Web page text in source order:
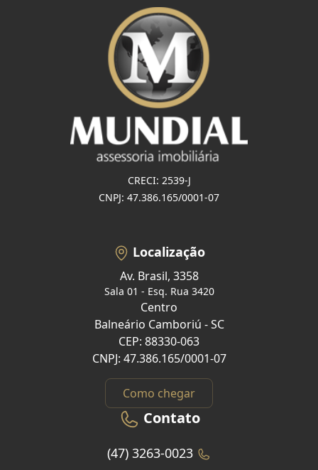
CRECI: 2539-J
CNPJ: 47.386.165/0001-07
Localização
Av. Brasil, 3358
Sala 01 - Esq. Rua 3420
Centro
Balneário Camboriú - SC
CEP: 88330-063
CNPJ: 47.386.165/0001-07
Como chegar
Contato
(47) 3263-0023